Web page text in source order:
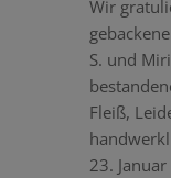
Wir
S. und
Fleiß,
23.